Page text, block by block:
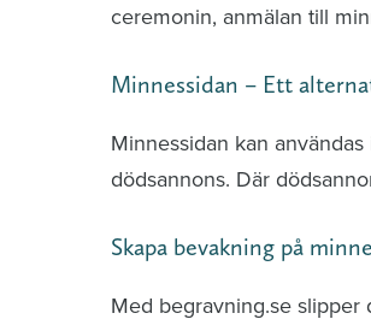
ceremonin, anmälan till
Minnessidan – Ett
Minnessidan kan
dödsannons. Där
Skapa bevakning på
Med begravning.se